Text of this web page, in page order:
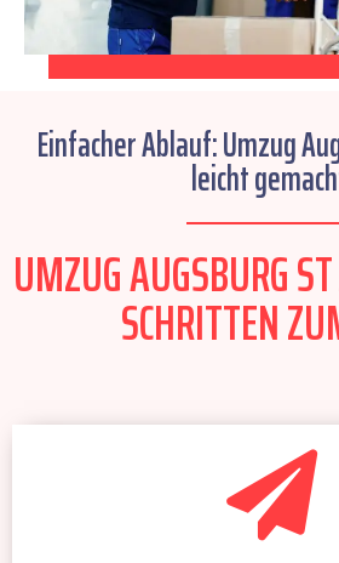
Einfacher Ablauf: Umzug
leicht
UMZUG AUGSBURG
SCHRITTEN